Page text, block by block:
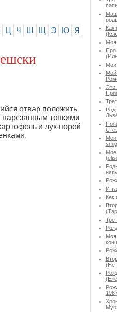
Ц Ч Ш Щ Э Ю Я
отвар положить
нарезанным тонкими
и лук-порей
Как
Моя
Про
Мои
Мой
Эти
Мои
Мое
И
Как
Моя